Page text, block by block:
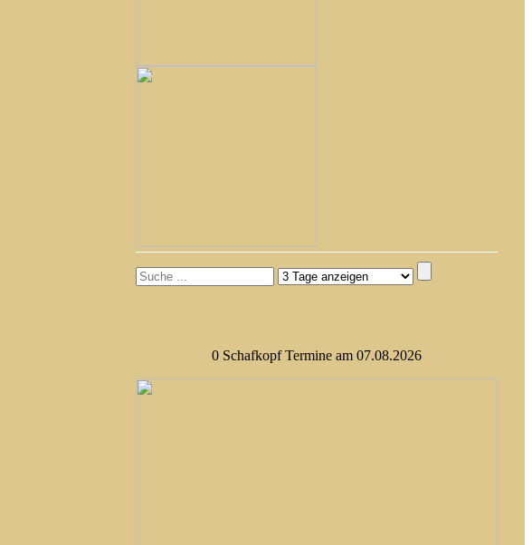
0 Schafkopf Termine am 07.08.2026